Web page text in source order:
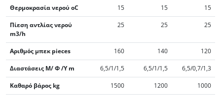
Θερμοκρασία νερού oC 15 15 15
Πίεση αντλίας νερού
m3/h
25 25 25
Αριθμός μπεκ pieces 160 140 120
Διαστάσεις Μ/ Φ /Υ m 6,5/1/1,5 6,5/1/1,5 6,5/0,7/1,3
Καθαρό βάρος kg 1500 1200 1000